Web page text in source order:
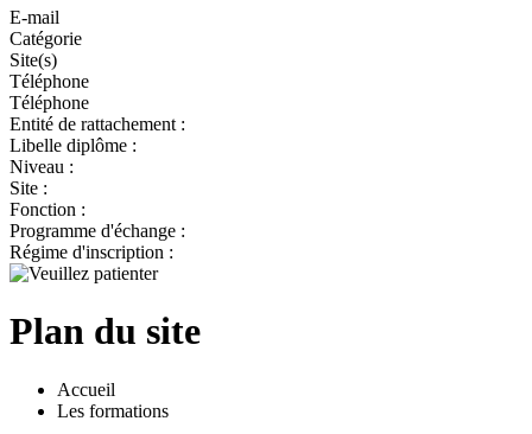
E-mail
Catégorie
Site(s)
Téléphone
Téléphone
Entité de rattachement :
Libelle diplôme :
Niveau :
Site :
Fonction :
Programme d'échange :
Régime d'inscription :
Plan du site
Accueil
Les formations